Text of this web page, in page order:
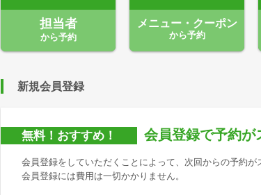
担当者
から予約
メニュー・クーポン
から予約
新規会員登録
無料！おすすめ！ 会員登録で予約が
会員登録をしていただくことによって、次回からの予約が
会員登録には費用は一切かかりません。